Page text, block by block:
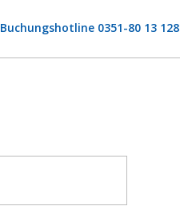
Buchungshotline 0351-80 13 128